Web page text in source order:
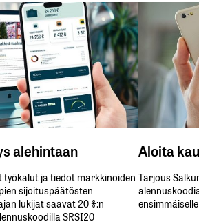
alehintaan
ja tiedot markkinoiden
sijoituspäätösten
lukijat saavat 20 %:n
SRSI20
Aloita
Tarjous